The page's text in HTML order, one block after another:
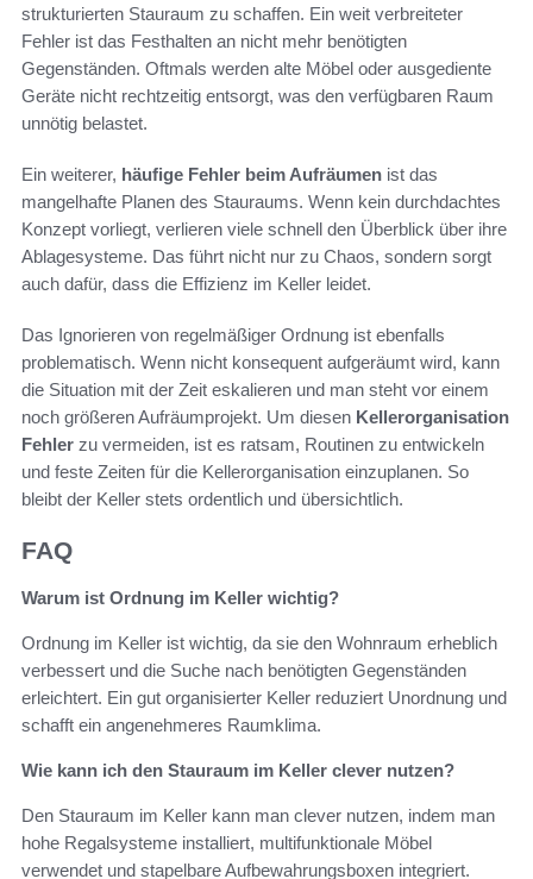
strukturierten Stauraum zu schaffen. Ein weit verbreiteter
Fehler ist das Festhalten an nicht mehr benötigten
Gegenständen. Oftmals werden alte Möbel oder ausgediente
Geräte nicht rechtzeitig entsorgt, was den verfügbaren Raum
unnötig belastet.
Ein weiterer, häufige Fehler beim Aufräumen ist das
mangelhafte Planen des Stauraums. Wenn kein durchdachtes
Konzept vorliegt, verlieren viele schnell den Überblick über ihre
Ablagesysteme. Das führt nicht nur zu Chaos, sondern sorgt
auch dafür, dass die Effizienz im Keller leidet.
Das Ignorieren von regelmäßiger Ordnung ist ebenfalls
problematisch. Wenn nicht konsequent aufgeräumt wird, kann
die Situation mit der Zeit eskalieren und man steht vor einem
noch größeren Aufräumprojekt. Um diesen Kellerorganisation
Fehler zu vermeiden, ist es ratsam, Routinen zu entwickeln
und feste Zeiten für die Kellerorganisation einzuplanen. So
bleibt der Keller stets ordentlich und übersichtlich.
FAQ
Warum ist Ordnung im Keller wichtig?
Ordnung im Keller ist wichtig, da sie den Wohnraum erheblich
verbessert und die Suche nach benötigten Gegenständen
erleichtert. Ein gut organisierter Keller reduziert Unordnung und
schafft ein angenehmeres Raumklima.
Wie kann ich den Stauraum im Keller clever nutzen?
Den Stauraum im Keller kann man clever nutzen, indem man
hohe Regalsysteme installiert, multifunktionale Möbel
verwendet und stapelbare Aufbewahrungsboxen integriert.